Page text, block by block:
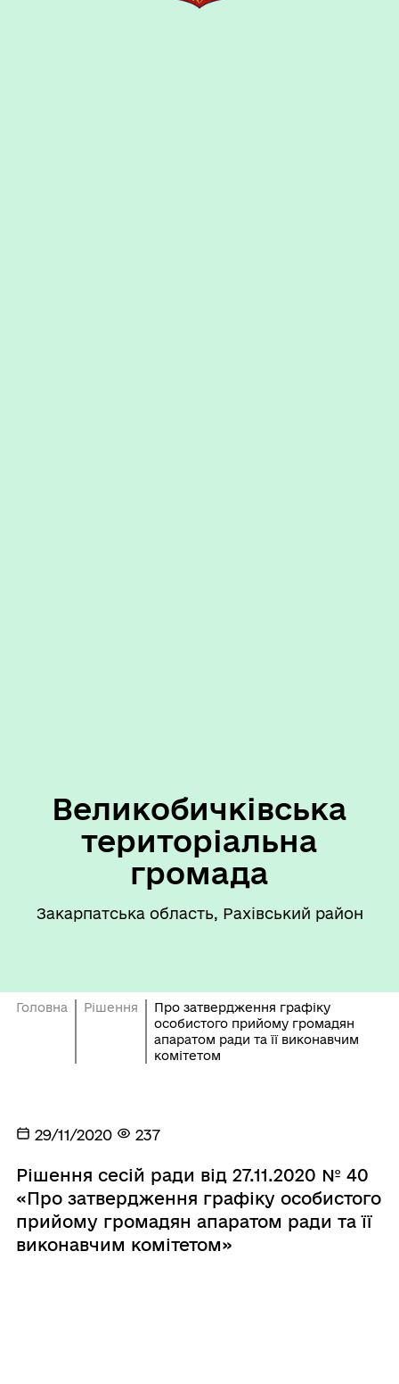
Великобичківська
територіальна
громада
Закарпатська область, Рахівський район
Головна Рішення
Про затвердження графіку
особистого прийому громадян
апаратом ради та її виконавчим
комітетом
29/11/2020 237
Рішення сесій ради від 27.11.2020 № 40
«Про затвердження графіку особистого
прийому громадян апаратом ради та її
виконавчим комітетом»